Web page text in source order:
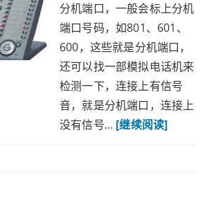
分机端口，一般会标上分机
端口号码，如801、601、
600，这些就是分机端口，
还可以找一部模拟电话机来
检测一下，连接上有信号
音，就是分机端口，连接上
没有信号… [继续阅读]